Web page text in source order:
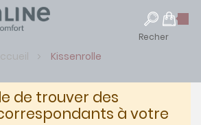
Recher
Kissenrolle
de trouver des
à votre